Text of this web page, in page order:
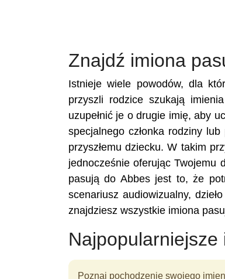
Znajdź imiona
Istnieje wiele powodów, dla
przyszli rodzice szukają
uzupełnić je o drugie imię, aby
specjalnego członka rodziny
przyszłemu dziecku. W takim
jednocześnie oferując Twojemu
pasują do Abbes jest to, że
scenariusz audiowizualny,
znajdziesz wszystkie imiona
Poznaj pochodzenie swojego